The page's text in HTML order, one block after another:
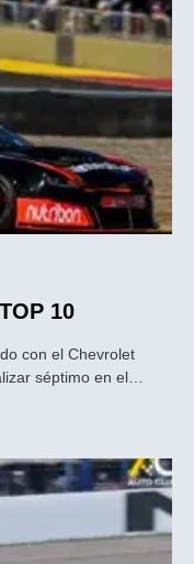
10
con el Chevrolet
séptimo en el…